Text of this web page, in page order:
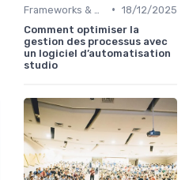
• 18/12/2025
Comment optimiser la
gestion des processus avec
un logiciel d’automatisation
studio